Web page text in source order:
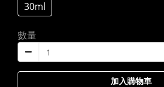
30ml
數量
加入購物車